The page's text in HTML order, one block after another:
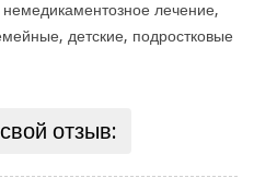
лечение,
детские, подростковые
отзыв: